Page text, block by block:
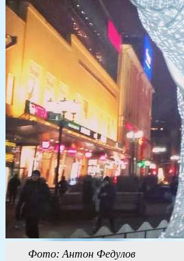
Фото: Антон Федулов